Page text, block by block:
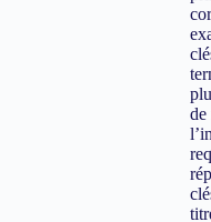
de